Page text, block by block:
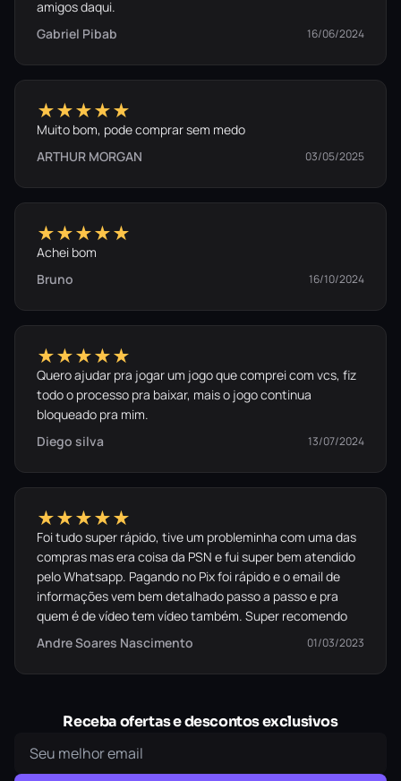
amigos daqui.
Gabriel Pibab
16/06/2024
★★★★★
Muito bom, pode comprar sem medo
ARTHUR MORGAN
03/05/2025
★★★★★
Achei bom
Bruno
16/10/2024
★★★★★
Quero ajudar pra jogar um jogo que comprei com vcs, fiz
todo o processo pra baixar, mais o jogo continua
bloqueado pra mim.
Diego silva
13/07/2024
★★★★★
Foi tudo super rápido, tive um probleminha com uma das
compras mas era coisa da PSN e fui super bem atendido
pelo Whatsapp. Pagando no Pix foi rápido e o email de
informações vem bem detalhado passo a passo e pra
quem é de vídeo tem vídeo também. Super recomendo
Andre Soares Nascimento
01/03/2023
Receba ofertas e descontos exclusivos